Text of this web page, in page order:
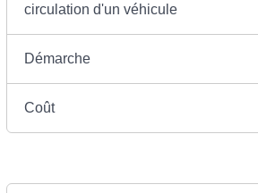
circulation d'un véhicule
Démarche
Coût